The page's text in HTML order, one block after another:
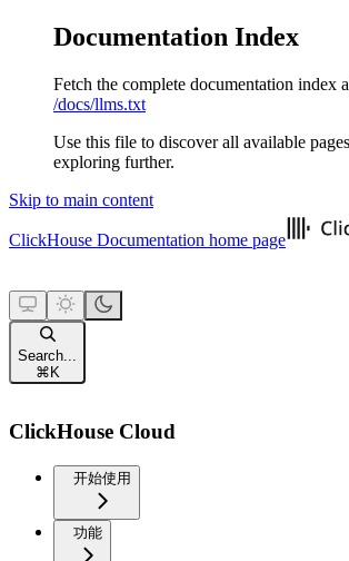
Documentation Index
Fetch the complete documentation index
/docs/llms.txt
Use this file to discover all available
exploring further.
Skip to main content
ClickHouse Documentation home page
Search...
⌘ K
ClickHouse Cloud
开始使用
功能